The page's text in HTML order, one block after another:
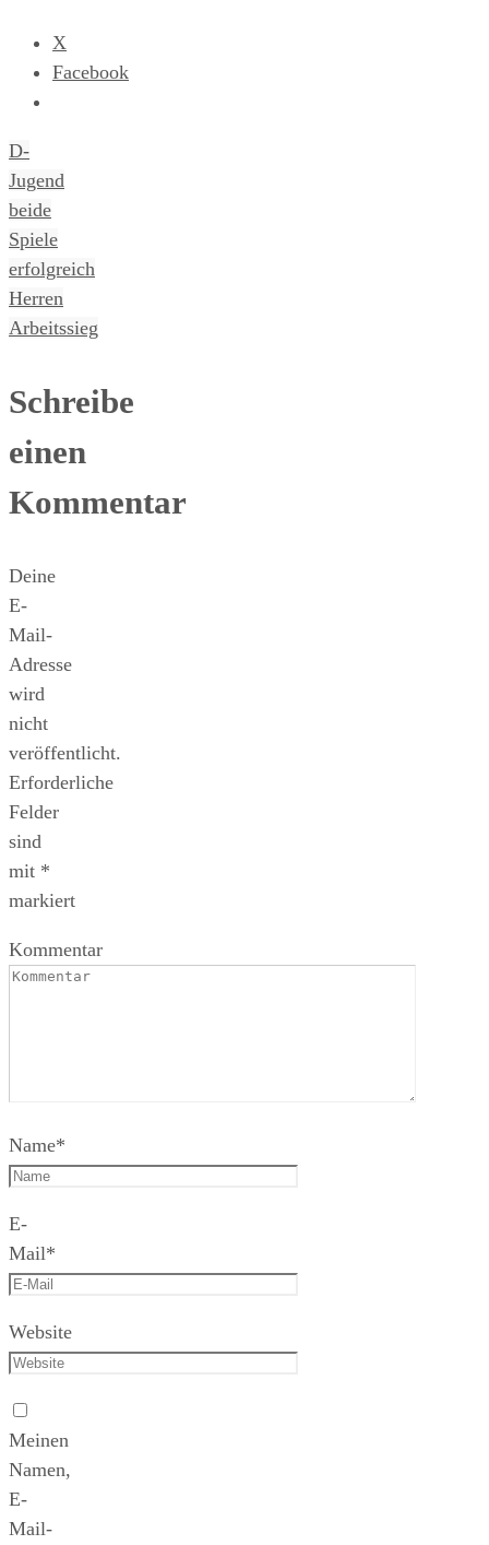
X
Facebook
D-
Jugend
beide
Spiele
erfolgreich
Herren
Arbeitssieg
Schreibe
einen
Kommentar
Deine
E-
Mail-
Adresse
wird
nicht
veröffentlicht.
Erforderliche
Felder
sind
mit *
markiert
Kommentar
Name*
E-
Mail*
Website
Meinen
Namen,
E-
Mail-